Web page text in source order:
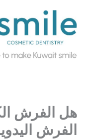
المحتوى
هل الفرش
الفرش